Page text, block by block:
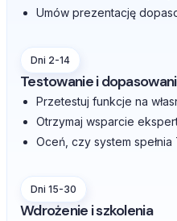
Umów prezentację
Dni 2-14
Testowanie i
Przetestuj funkcje na
Otrzymaj wsparcie
Oceń, czy system
Dni 15-30
Wdrożenie i szkolenia